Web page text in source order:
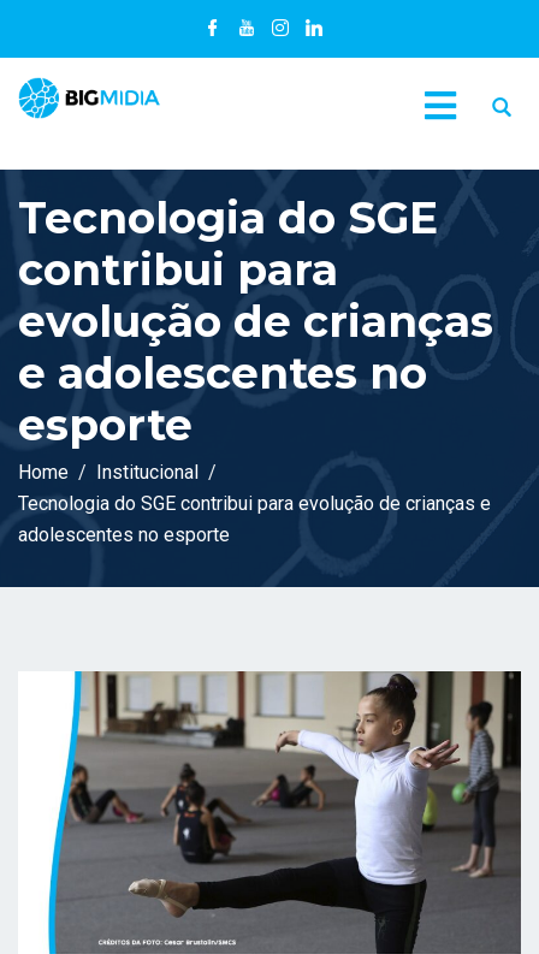
Tecnologia do SGE
contribui para
evolução de crianças
e adolescentes no
esporte
Home
Institucional
Tecnologia do SGE contribui para evolução de crianças e
adolescentes no esporte